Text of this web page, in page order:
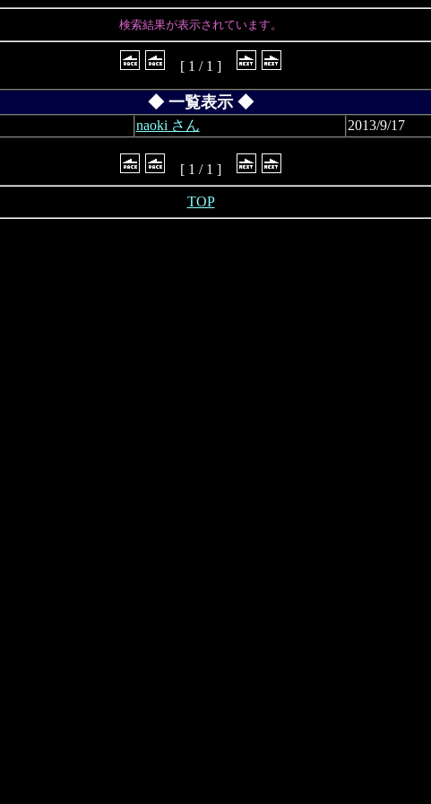
検索結果が表示されています。
[ 1 / 1 ]
◆ 一覧表示 ◆
naoki さん 2013/9/17
[ 1 / 1 ]
TOP